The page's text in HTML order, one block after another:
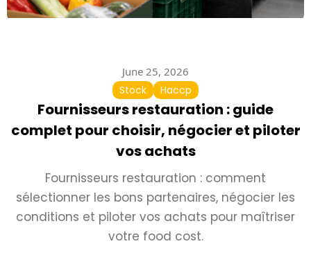
June 25, 2026
Stock
Haccp
Fournisseurs restauration : guide
complet pour choisir, négocier et piloter
vos achats
Fournisseurs restauration : comment
sélectionner les bons partenaires, négocier les
conditions et piloter vos achats pour maîtriser
votre food cost.